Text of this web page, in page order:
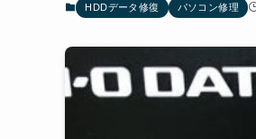
HDDデータ修復 パソコン修理